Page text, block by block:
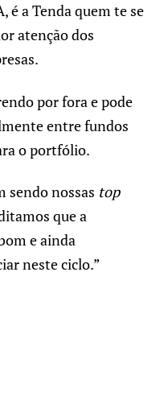
é a Tenda quem te se
atenção dos
por fora e pode
entre fundos
o portfólio.
sendo nossas top
que a
e ainda
neste ciclo.”